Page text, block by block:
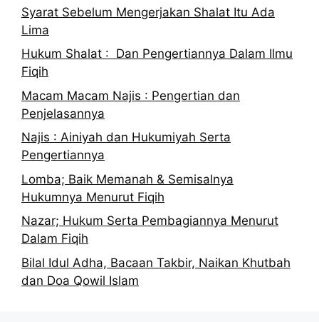
Syarat Sebelum Mengerjakan Shalat Itu Ada
Lima
Hukum Shalat : Dan Pengertiannya Dalam Ilmu
Fiqih
Macam Macam Najis : Pengertian dan
Penjelasannya
Najis : Ainiyah dan Hukumiyah Serta
Pengertiannya
Lomba; Baik Memanah & Semisalnya
Hukumnya Menurut Fiqih
Nazar; Hukum Serta Pembagiannya Menurut
Dalam Fiqih
Bilal Idul Adha, Bacaan Takbir, Naikan Khutbah
dan Doa Qowil Islam